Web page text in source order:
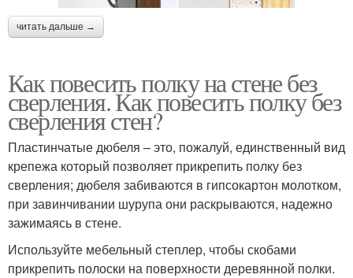
читать дальше →
Как повесить полку на стене без
сверления. Как повесить полку без
сверления стен?
Пластинчатые дюбеля – это, пожалуй, единственный вид
крепежа который позволяет прикрепить полку без
сверления; дюбеля забиваются в гипсокартон молотком,
при завинчивании шурупа они раскрываются, надежно
зажимаясь в стене.
Используйте мебельный степлер, чтобы скобами
прикрепить полоски на поверхности деревянной полки.